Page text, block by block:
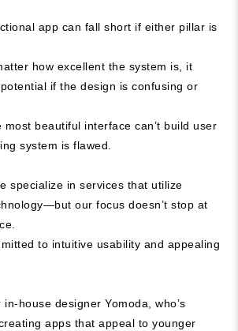
app can fall short if either pillar is
how excellent the system is, it
if the design is confusing or
most beautiful interface can’t build user
system is flawed.
specialize in services that utilize
our focus doesn’t stop at
to intuitive usability and appealing
house designer Yomoda, who’s
apps that appeal to younger